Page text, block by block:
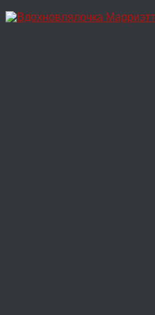
Перейти